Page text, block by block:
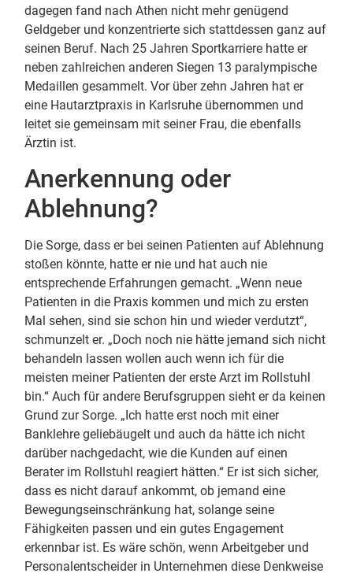
dagegen fand nach Athen nicht mehr genügend
Geldgeber und konzentrierte sich stattdessen ganz auf
seinen Beruf. Nach 25 Jahren Sportkarriere hatte er
neben zahlreichen anderen Siegen 13 paralympische
Medaillen gesammelt. Vor über zehn Jahren hat er
eine Hautarztpraxis in Karlsruhe übernommen und
leitet sie gemeinsam mit seiner Frau, die ebenfalls
Ärztin ist.
Anerkennung oder
Ablehnung?
Die Sorge, dass er bei seinen Patienten auf Ablehnung
stoßen könnte, hatte er nie und hat auch nie
entsprechende Erfahrungen gemacht. „Wenn neue
Patienten in die Praxis kommen und mich zu ersten
Mal sehen, sind sie schon hin und wieder verdutzt“,
schmunzelt er. „Doch noch nie hätte jemand sich nicht
behandeln lassen wollen auch wenn ich für die
meisten meiner Patienten der erste Arzt im Rollstuhl
bin.“ Auch für andere Berufsgruppen sieht er da keinen
Grund zur Sorge. „Ich hatte erst noch mit einer
Banklehre geliebäugelt und auch da hätte ich nicht
darüber nachgedacht, wie die Kunden auf einen
Berater im Rollstuhl reagiert hätten.“ Er ist sich sicher,
dass es nicht darauf ankommt, ob jemand eine
Bewegungseinschränkung hat, solange seine
Fähigkeiten passen und ein gutes Engagement
erkennbar ist. Es wäre schön, wenn Arbeitgeber und
Personalentscheider in Unternehmen diese Denkweise